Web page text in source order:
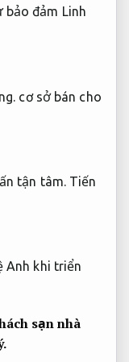
bảo đảm Linh
cơ sở bán cho
tận tâm. Tiến
sạn nhà